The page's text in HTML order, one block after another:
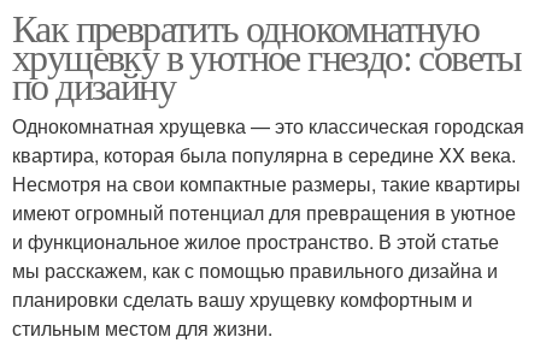
Как превратить однокомнатную
хрущевку в уютное гнездо: советы
по дизайну
Однокомнатная хрущевка — это классическая городская
квартира, которая была популярна в середине XX века.
Несмотря на свои компактные размеры, такие квартиры
имеют огромный потенциал для превращения в уютное
и функциональное жилое пространство. В этой статье
мы расскажем, как с помощью правильного дизайна и
планировки сделать вашу хрущевку комфортным и
стильным местом для жизни.